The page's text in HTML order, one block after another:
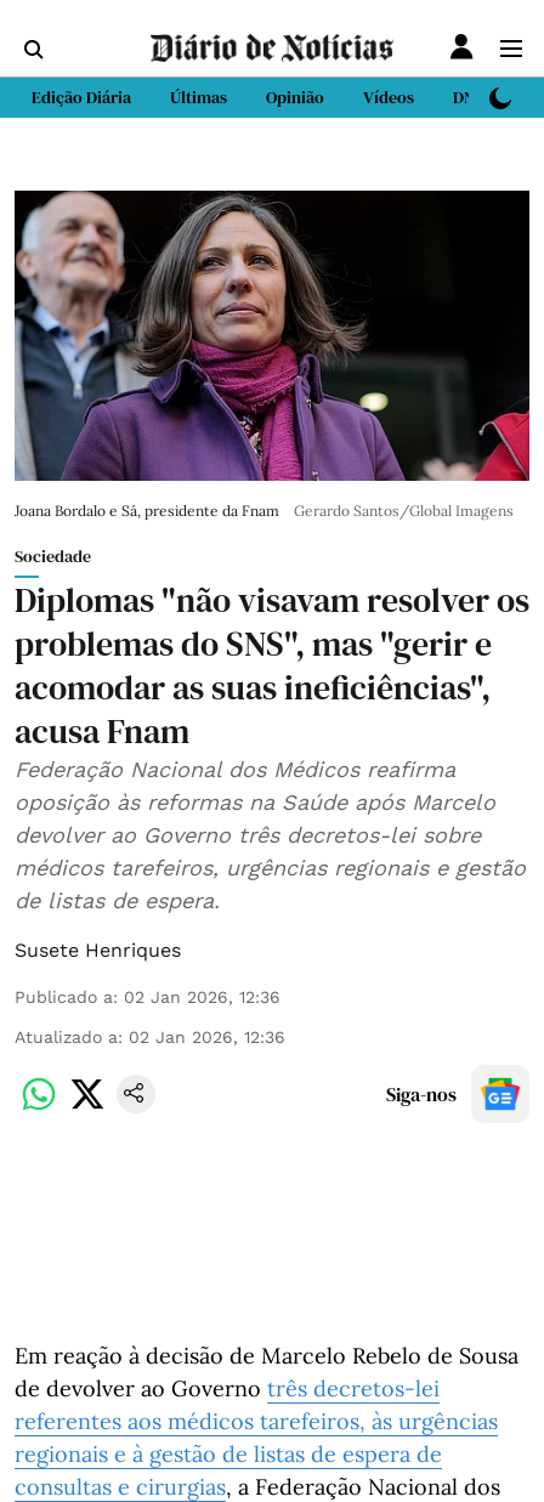
Edição Diária Últimas Opinião Vídeos DN Sport
Joana Bordalo e Sá, presidente da Fnam Gerardo Santos/Global Imagens
Sociedade
Diplomas "não visavam resolver os
problemas do SNS", mas "gerir e
acomodar as suas ineficiências",
acusa Fnam
Federação Nacional dos Médicos reafirma
oposição às reformas na Saúde após Marcelo
devolver ao Governo três decretos-lei sobre
médicos tarefeiros, urgências regionais e gestão
de listas de espera.
Susete Henriques
Publicado a: 02 Jan 2026, 12:36
Atualizado a: 02 Jan 2026, 12:36
Siga-nos
Em reação à decisão de Marcelo Rebelo de Sousa
de devolver ao Governo três decretos-lei
referentes aos médicos tarefeiros, às urgências
regionais e à gestão de listas de espera de
consultas e cirurgias, a Federação Nacional dos